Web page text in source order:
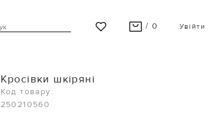
/ 0
Останні модні новинки чекають на Вас!
Увійти
Кросівки шкіряні
Код товару:
250210560